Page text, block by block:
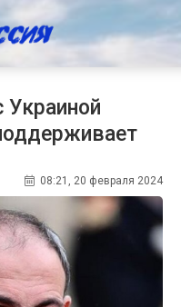
Украиной
08:21, 20 февраля 2024